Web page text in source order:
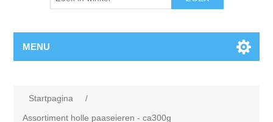
MENU
Startpagina
/
Assortiment holle paaseieren - ca300g